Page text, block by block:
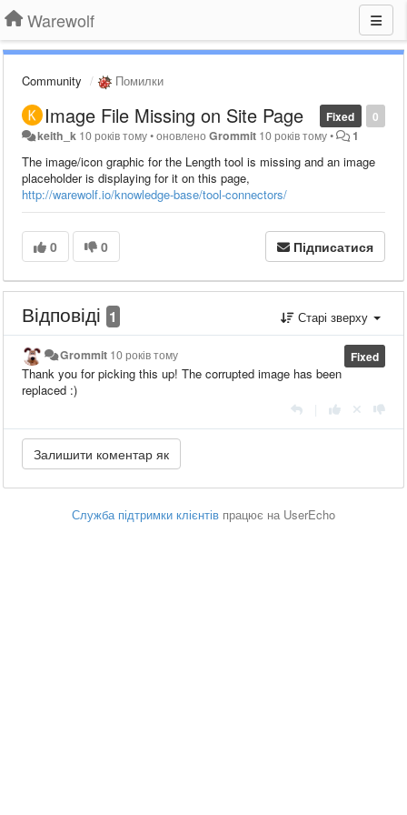
Warewolf
Community Помилки
0
Fixed
Image File Missing on Site Page
keith_k 10 років тому•оновленоGrommit 10 років тому• 1
The image/icon graphic for the Length tool is missing and an image
placeholder is displaying for it on this page,
http://warewolf.io/knowledge-base/tool-connectors/
0 0 Підписатися
Відповіді 1 Старі зверху
Fixed
Grommit 10 років тому
Thank you for picking this up! The corrupted image has been
replaced :)
Служба підтримки клієнтів працює на UserEcho